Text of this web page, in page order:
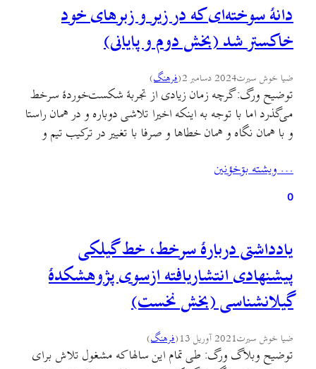
دانه­ٔ سوخته‌­ای که در زیر و زبرهای خود
خاکستر شد (بخش دوم و پایانی)
ضیا خوش سیرت2024 دسامبر 2 (فرهنگ)
توضیح ورگ: گرچه زمان زیادی از تجربهٔ شکست‌خوردهٔ سرخط
می‌گذرد اما با توجه به اینکه اخیرا تلاشی دوباره و در همان راستا
و با همان نگاه و همان خطاها و صرفا با تغییر در ترکیب تیم و
گیلکی) و حفظ و افزودن اسامی دارای مدرک…
… ويشته بۊخؤنين
0
یادداشتی دربارهٔ سرخط، خط گیلکی
پیشنهادی انتشاریافته ازسوی پژوهشکدهٔ
گیلانشناسی (بخش نخست)
ضیا خوش سیرت2021 آوریل 13 (فرهنگ)
توضیح وبلاگ ورگ: طی تمام این سالها که مشغول تلاش برای